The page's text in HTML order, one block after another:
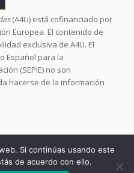
(A4U) está cofinanciado por
Europea. El contenido de
exclusiva de A4U. El
Español para la
(SEPIE) no son
hacerse de la información
Si continúas usando este
de acuerdo con ello.